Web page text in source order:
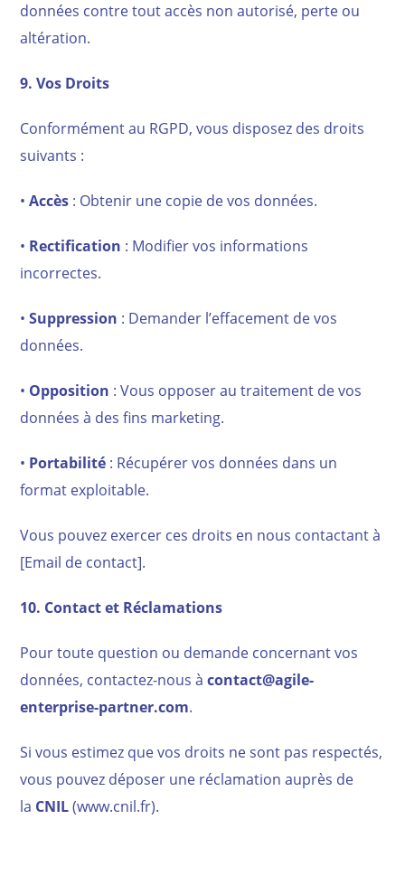
données contre tout accès non autorisé, perte ou
altération.
9. Vos Droits
Conformément au RGPD, vous disposez des droits
suivants :
•Accès : Obtenir une copie de vos données.
• Rectification : Modifier vos informations
incorrectes.
•Suppression : Demander l’effacement de vos
données.
• Opposition : Vous opposer au traitement de vos
données à des fins marketing.
• Portabilité : Récupérer vos données dans un
format exploitable.
Vous pouvez exercer ces droits en nous contactant à
[Email de contact].
10. Contact et Réclamations
Pour toute question ou demande concernant vos
données, contactez-nous àcontact@agile-
enterprise-partner.com.
Si vous estimez que vos droits ne sont pas respectés,
vous pouvez déposer une réclamation auprès de
la CNIL(www.cnil.fr).